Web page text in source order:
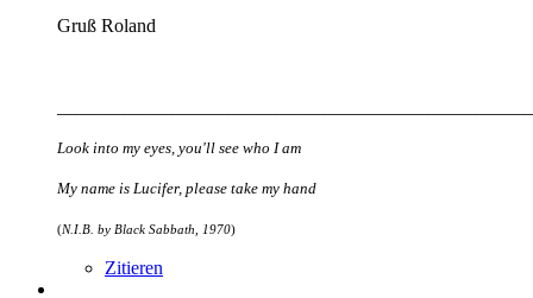
Gruß Roland
Look into my eyes, you'll see who I am
My name is Lucifer, please take my hand
(N.I.B. by Black Sabbath, 1970)
Zitieren